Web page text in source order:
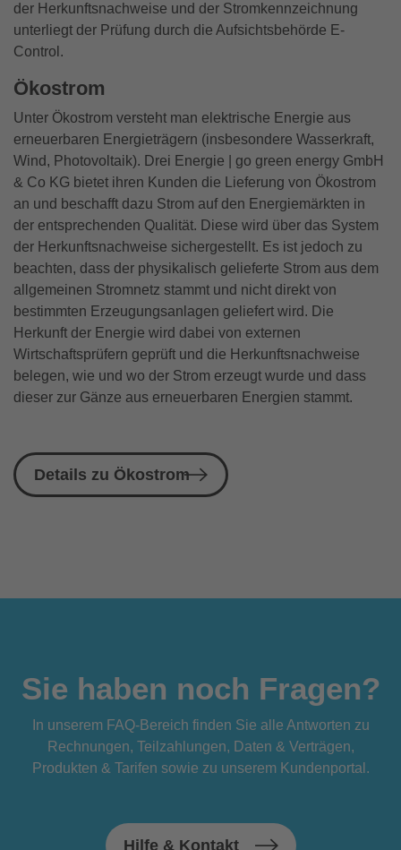
der Herkunftsnachweise und der Stromkennzeichnung
unterliegt der Prüfung durch die Aufsichtsbehörde E-
Control.
Ökostrom
Unter Ökostrom versteht man elektrische Energie aus
erneuerbaren Energieträgern (insbesondere Wasserkraft,
Wind, Photovoltaik). Drei Energie | go green energy GmbH
& Co KG bietet ihren Kunden die Lieferung von Ökostrom
an und beschafft dazu Strom auf den Energiemärkten in
der entsprechenden Qualität. Diese wird über das System
der Herkunftsnachweise sichergestellt. Es ist jedoch zu
beachten, dass der physikalisch gelieferte Strom aus dem
allgemeinen Stromnetz stammt und nicht direkt von
bestimmten Erzeugungsanlagen geliefert wird. Die
Herkunft der Energie wird dabei von externen
Wirtschaftsprüfern geprüft und die Herkunftsnachweise
belegen, wie und wo der Strom erzeugt wurde und dass
dieser zur Gänze aus erneuerbaren Energien stammt.
Details zu Ökostrom
Sie haben noch Fragen?
In unserem FAQ-Bereich finden Sie alle Antworten zu
Rechnungen, Teilzahlungen, Daten & Verträgen,
Produkten & Tarifen sowie zu unserem Kundenportal.
Hilfe & Kontakt